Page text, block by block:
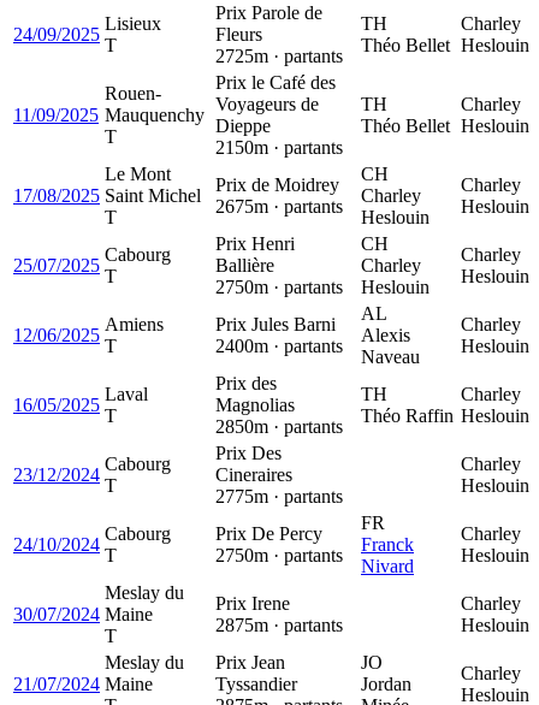
24/09/2025
Lisieux
T
Prix Parole de
Fleurs
2725m · partants
TH
Théo Bellet
Charley
Heslouin
11/09/2025
Rouen-
Mauquenchy
T
Prix le Café des
Voyageurs de
Dieppe
2150m · partants
TH
Théo Bellet
Charley
Heslouin
17/08/2025
Le Mont
Saint Michel
T
Prix de Moidrey
2675m · partants
CH
Charley
Heslouin
Charley
Heslouin
25/07/2025
Cabourg
T
Prix Henri
Ballière
2750m · partants
CH
Charley
Heslouin
Charley
Heslouin
12/06/2025
Amiens
T
Prix Jules Barni
2400m · partants
AL
Alexis
Naveau
Charley
Heslouin
16/05/2025
Laval
T
Prix des
Magnolias
2850m · partants
TH
Théo Raffin
Charley
Heslouin
23/12/2024
Cabourg
T
Prix Des
Cineraires
2775m · partants
Charley
Heslouin
24/10/2024
Cabourg
T
Prix De Percy
2750m · partants
FR
Franck
Nivard
Charley
Heslouin
30/07/2024
Meslay du
Maine
T
Prix Irene
2875m · partants
Charley
Heslouin
21/07/2024
Meslay du
Maine
Prix Jean
Tyssandier
JO
Jordan
Charley
Heslouin